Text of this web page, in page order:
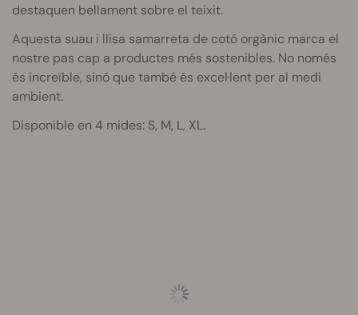
destaquen bellament sobre el teixit.
Aquesta suau i llisa samarreta de cotó orgànic marca el
nostre pas cap a productes més sostenibles. No només
és increïble, sinó que també és excel·lent per al medi
ambient.
Disponible en 4 mides: S, M, L, XL.